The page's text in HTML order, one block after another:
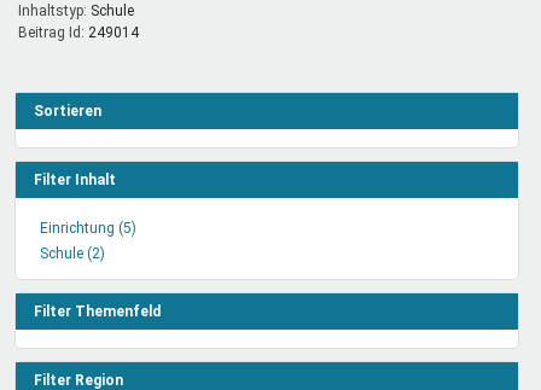
Inhaltstyp:
schule
Beitrag Id: 249014
Sortieren
Filter Inhalt
Einrichtung (5)
anwenden
Schule (2)
Filter
anwenden
Filter Themenfeld
Filter Region